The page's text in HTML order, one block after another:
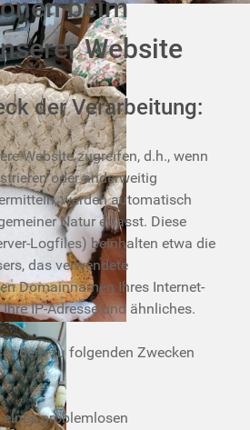
beim
Website
der Verarbeitung:
Website zugreifen, d.h., wenn
oder anderweitig
werden automatisch
Natur erfasst. Diese
Logfiles) beinhalten etwa die
das verwendete
Domainnamen Ihres Internet-
IP-Adresse und ähnliches.
zu folgenden Zwecken
problemlosen